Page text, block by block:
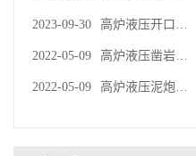
2023-09-30 高炉液压开口机的一些基本结构
2022-05-09 高炉液压凿岩机的基本功能与组成
2022-05-09 高炉液压泥炮是高炉渣铁处理系统中重要设备